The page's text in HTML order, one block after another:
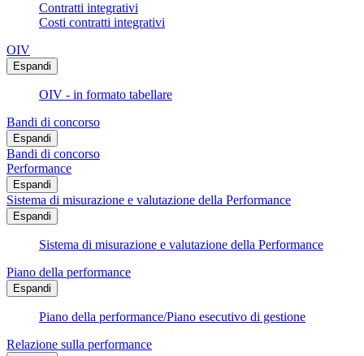
Contratti integrativi
Costi contratti integrativi
OIV
Espandi
OIV - in formato tabellare
Bandi di concorso
Espandi
Bandi di concorso
Performance
Espandi
Sistema di misurazione e valutazione della Performance
Espandi
Sistema di misurazione e valutazione della Performance
Piano della performance
Espandi
Piano della performance/Piano esecutivo di gestione
Relazione sulla performance